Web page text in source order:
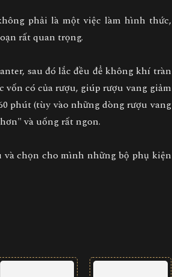
phải là một việc làm hình thức,
rất quan trọng.
sau đó lắc đều để không khí tràn
có của rượu, giúp rượu vang giảm
phút (tùy vào những dòng rượu vang
và uống rất ngon.
và chọn cho mình những bộ phụ kiện